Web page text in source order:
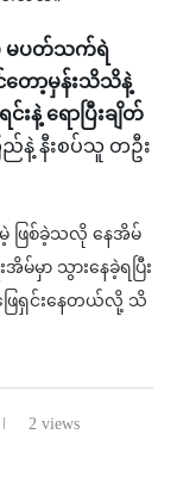
မှ မပတ်သက်ရဲ
တော့မှန်းသိသိနဲ့
နဲ့ ရောပြီးချိတ်
ည်နဲ့ နီးစပ်သူ တဦး
ဖြစ်ခဲ့သလို နေအိမ်
မှာ သွားနေခဲ့ရပြီး
ြေရှင်းနေတယ်လို့ သိ
2 views